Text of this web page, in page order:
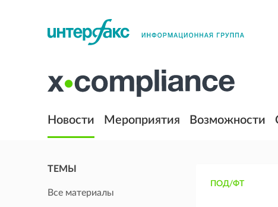
Новости Мероприятия Возможности
ТЕМЫ
Все материалы
ПОД/ФТ